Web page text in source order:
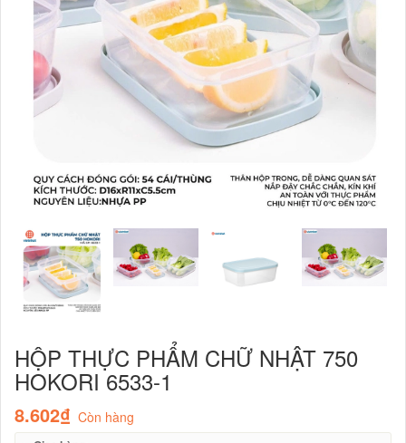
HỘP THỰC PHẨM CHỮ NHẬT 750
HOKORI 6533-1
8.602₫ Còn hàng